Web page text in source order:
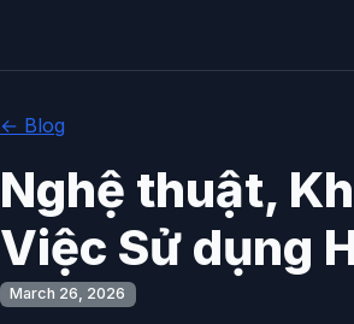
← Blog
Nghệ thuật,
Việc Sử dụng
March 26, 2026